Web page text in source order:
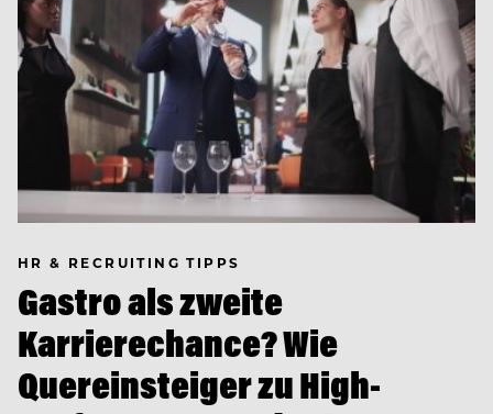
HR & RECRUITING TIPPS
Gastro als zweite
Karrierechance? Wie
Quereinsteiger zu High-